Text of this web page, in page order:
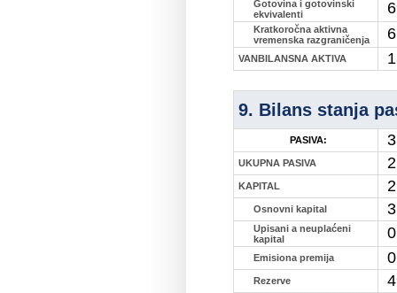
Gotovina i gotovinski
ekvivalenti
Kratkoročna aktivna
vremenska razgraničenja
VANBILANSNA AKTIVA
9. Bilans stanja
PASIVA:
UKUPNA PASIVA
KAPITAL
Osnovni kapital
Upisani a neuplaćeni
kapital
0
Emisiona premija 0
Rezerve